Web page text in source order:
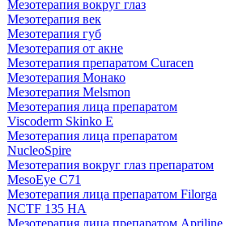
Мезотерапия вокруг глаз
Мезотерапия век
Мезотерапия губ
Мезотерапия от акне
Мезотерапия препаратом Curacen
Мезотерапия Монако
Мезотерапия Melsmon
Мезотерапия лица препаратом
Viscoderm Skinko E
Мезотерапия лица препаратом
NucleoSpire
Мезотерапия вокруг глаз препаратом
MesoEye С71
Мезотерапия лица препаратом Filorga
NCTF 135 HA
Мезотерапия лица препаратом Apriline